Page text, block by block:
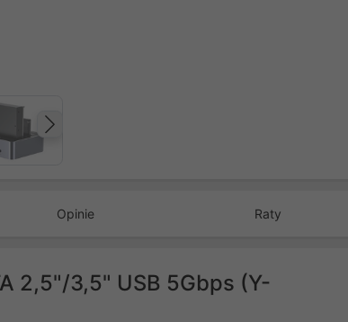
Opinie Raty
2,5"/3,5" USB 5Gbps (Y-